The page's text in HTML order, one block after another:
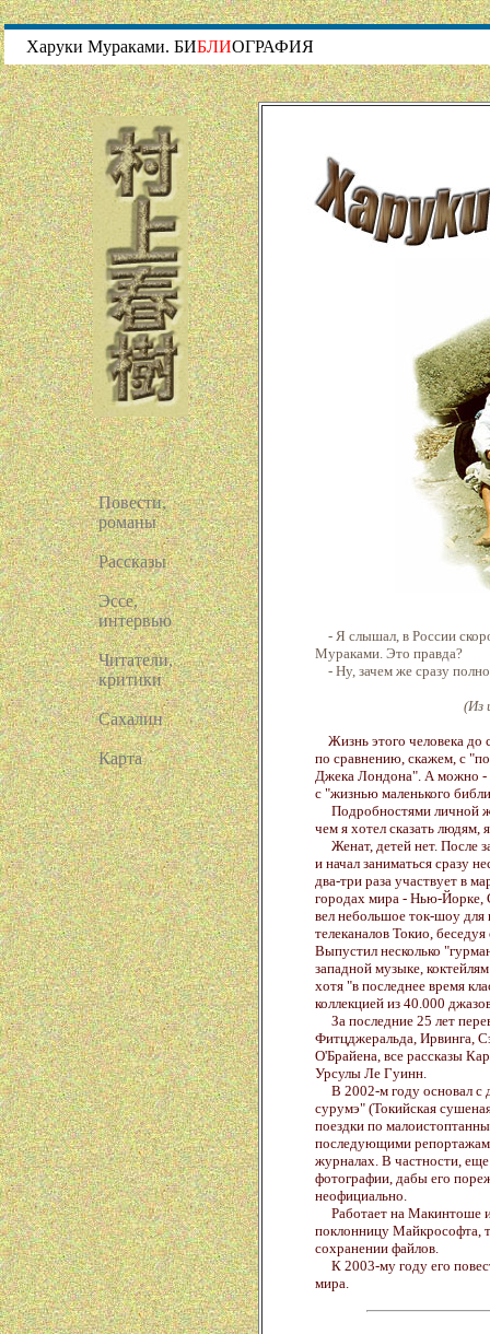
Харуки Мураками. БИБЛИОГРАФИЯ
Повести,
романы
Paccказы
Эссе,
интервью
Читатели,
критики
Сахалин
Карта
- Я слышал, в России
Мураками. Это правда?
- Ну, зачем же сразу
(Из
Жизнь этого человека до
по сравнению, скажем, с
Джека Лондона". А можно -
с "жизнью маленького
Подробностями личной
чем я хотел сказать людям,
Женат, детей нет. После
и начал заниматься сразу
два-три раза участвует в
городах мира - Нью-Йорке,
вел небольшое ток-шоу для
телеканалов Токио,
Выпустил несколько
западной музыке,
хотя "в последнее время
коллекцией из 40.000
За последние 25 лет
Фитцджеральда, Ирвинга,
О'Брайена, все рассказы
Урсулы Ле Гуинн.
В 2002-м году основал с
сурумэ" (Токийская
поездки по
последующими
журналах. В частности,
фотографии, дабы его
неофициально.
Работает на Макинтоше и
поклонницу Майкрософта,
сохранении файлов.
К 2003-му году его
мира.